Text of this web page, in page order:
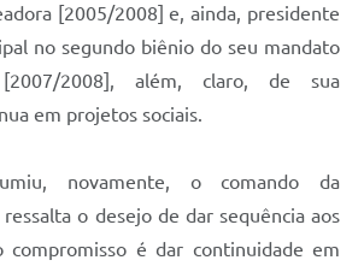
[2005/2008] e, ainda, presidente
no segundo biênio do seu mandato
2008], além, claro, de sua
em projetos sociais.
, novamente, o comando da
ressalta o desejo de dar sequência aos
compromisso é dar continuidade em